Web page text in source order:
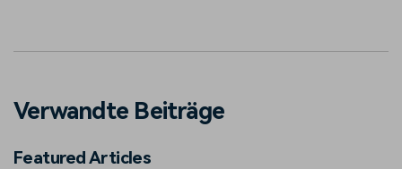
Verwandte Beiträge
Featured Articles